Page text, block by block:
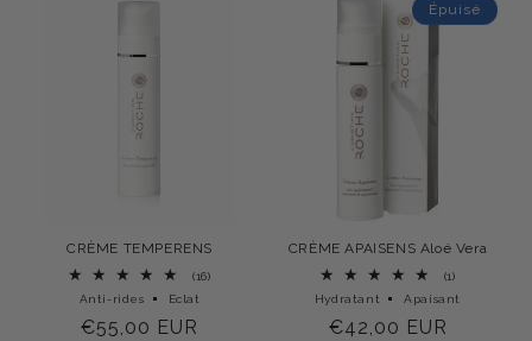
CRÈME TEMPERENS
(16)16
Anti-rides Eclat
Prix
€55,00 EUR
Épuisé
CRÈME APAISENS Aloé Vera
(1)1
Hydratant Apaisant
Prix
€42,00 EUR